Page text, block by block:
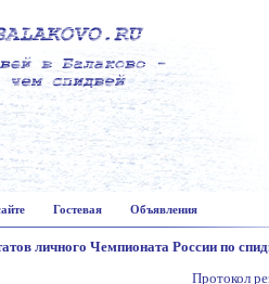
Гостевая Объявления
личного Чемпионата России по
Протокол